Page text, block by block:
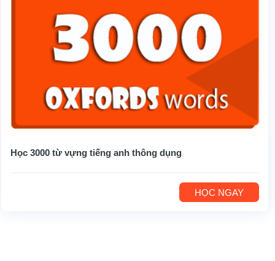
Học 3000 từ vựng tiếng anh thông dụng
HỌC NGAY